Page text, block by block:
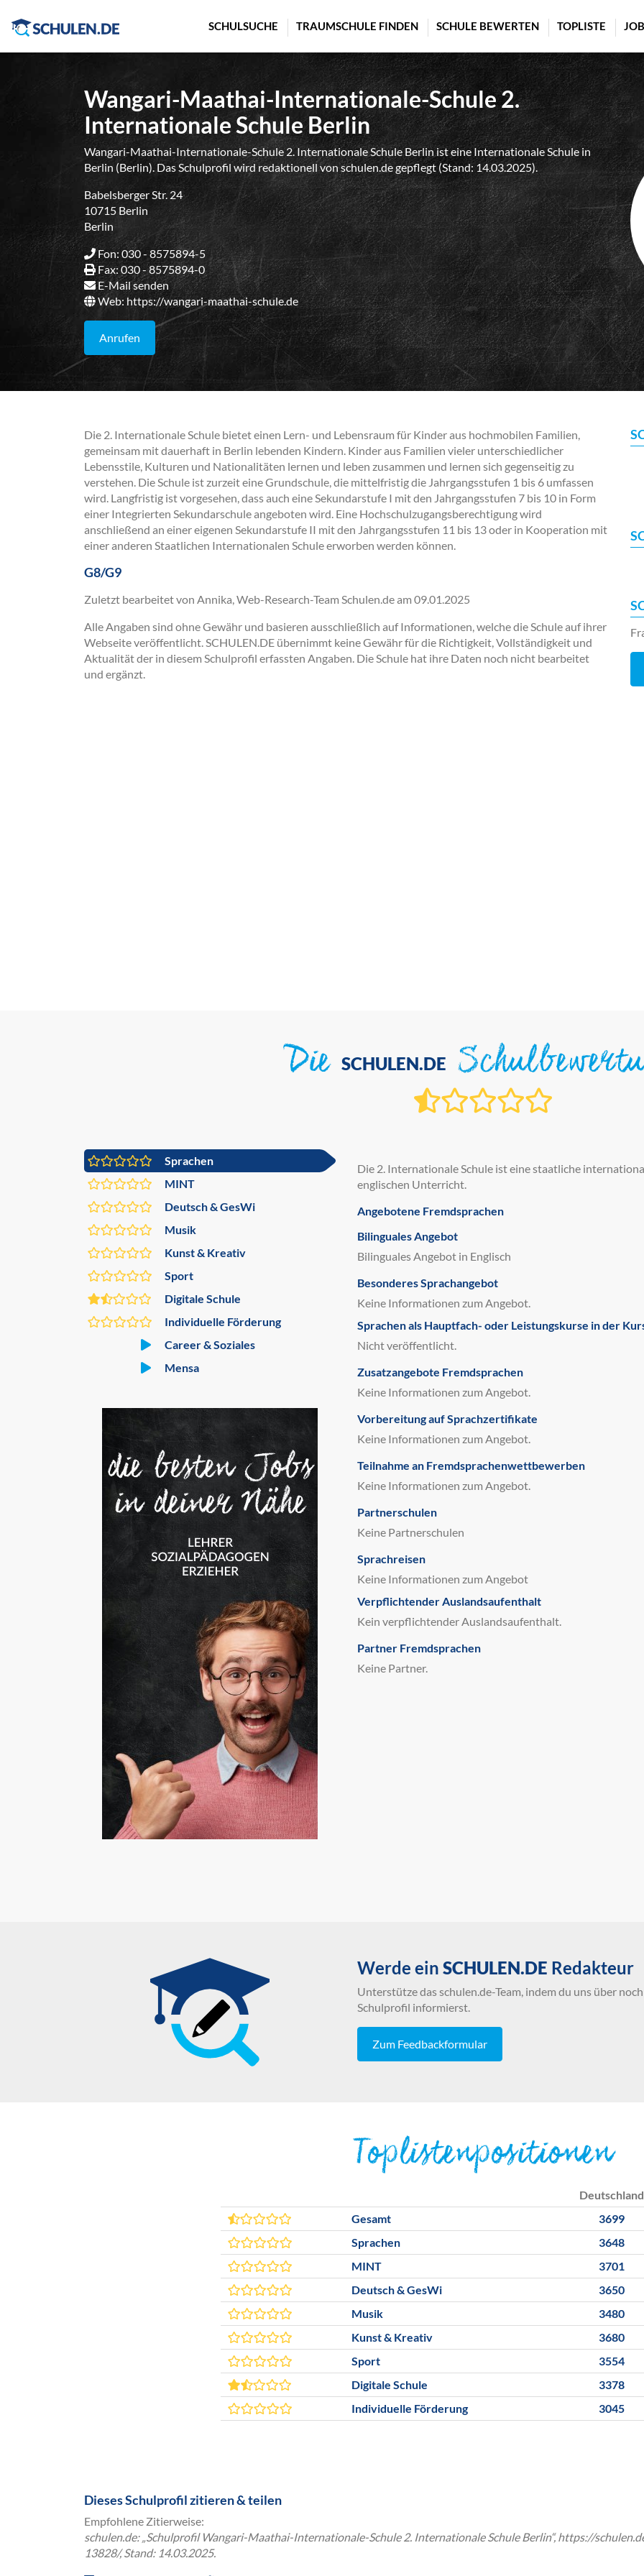
SCHULSUCHE TRAUMSCHULE FINDEN SCHULE BEWERTEN TOPLISTE
Wangari-Maathai-Internationale-Schule 2.
Internationale Schule Berlin
Wangari-Maathai-Internationale-Schule 2. Internationale Schule Berlin ist eine Internationale Schule in
Berlin (Berlin). Das Schulprofil wird redaktionell von schulen.de gepflegt (Stand: 14.03.2025).
Babelsberger Str. 24
10715 Berlin
Berlin
Fon: 030 - 8575894-5
Fax: 030 - 8575894-0
E-Mail senden
Web: https://wangari-maathai-schule.de
Anrufen
Die 2. Internationale Schule bietet einen Lern- und Lebensraum für Kinder aus hochmobilen Familien,
gemeinsam mit dauerhaft in Berlin lebenden Kindern. Kinder aus Familien vieler unterschiedlicher
Lebensstile, Kulturen und Nationalitäten lernen und leben zusammen und lernen sich gegenseitig zu
verstehen. Die Schule ist zurzeit eine Grundschule, die mittelfristig die Jahrgangsstufen 1 bis 6 umfassen
wird. Langfristig ist vorgesehen, dass auch eine Sekundarstufe I mit den Jahrgangsstufen 7 bis 10 in Form
einer Integrierten Sekundarschule angeboten wird. Eine Hochschulzugangsberechtigung wird
anschließend an einer eigenen Sekundarstufe II mit den Jahrgangsstufen 11 bis 13 oder in Kooperation mit
einer anderen Staatlichen Internationalen Schule erworben werden können.
G8/G9
Zuletzt bearbeitet von Annika, Web-Research-Team Schulen.de am 09.01.2025
Alle Angaben sind ohne Gewähr und basieren ausschließlich auf Informationen, welche die Schule auf ihrer
Webseite veröffentlicht. SCHULEN.DE übernimmt keine Gewähr für die Richtigkeit, Vollständigkeit und
Aktualität der in diesem Schulprofil erfassten Angaben. Die Schule hat ihre Daten noch nicht bearbeitet
und ergänzt.
Die SCHULEN.DE
Sprachen
MINT
Deutsch & GesWi
Musik
Kunst & Kreativ
Sport
Digitale Schule
Individuelle Förderung
Career & Soziales
Mensa
Die 2. Internationale Schule ist eine staatliche
englischen Unterricht.
Angebotene Fremdsprachen
Bilinguales Angebot
Bilinguales Angebot in Englisch
Besonderes Sprachangebot
Keine Informationen zum Angebot.
Sprachen als Hauptfach- oder Leistungskurse in der
Nicht veröffentlicht.
Zusatzangebote Fremdsprachen
Keine Informationen zum Angebot.
Vorbereitung auf Sprachzertifikate
Keine Informationen zum Angebot.
Teilnahme an Fremdsprachenwettbewerben
Keine Informationen zum Angebot.
Partnerschulen
Keine Partnerschulen
Sprachreisen
Keine Informationen zum Angebot
Verpflichtender Auslandsaufenthalt
Kein verpflichtender Auslandsaufenthalt.
Partner Fremdsprachen
Keine Partner.
Werde ein SCHULEN.DE Redakteur
Unterstütze das schulen.de-Team, indem du uns über
Schulprofil informierst.
Zum Feedbackformular
Toplistenpositionen
Deutschland
Gesamt
3699
Sprachen
3648
MINT
3701
Deutsch & GesWi
3650
Musik
3480
Kunst & Kreativ
3680
Sport
3554
Digitale Schule
3378
Individuelle Förderung
3045
Dieses Schulprofil zitieren & teilen
Empfohlene Zitierweise:
schulen.de: „Schulprofil Wangari-Maathai-Internationale-Schule 2. Internationale Schule Berlin“, https://
13828/, Stand: 14.03.2025.